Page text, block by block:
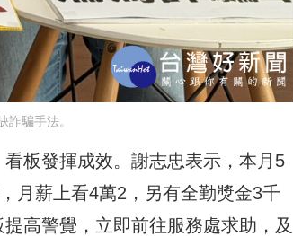
騙手法。
板發揮成效。謝志忠表示，本月5
月薪上看4萬2，另有全勤獎金3千
高警覺，立即前往服務處求助，及